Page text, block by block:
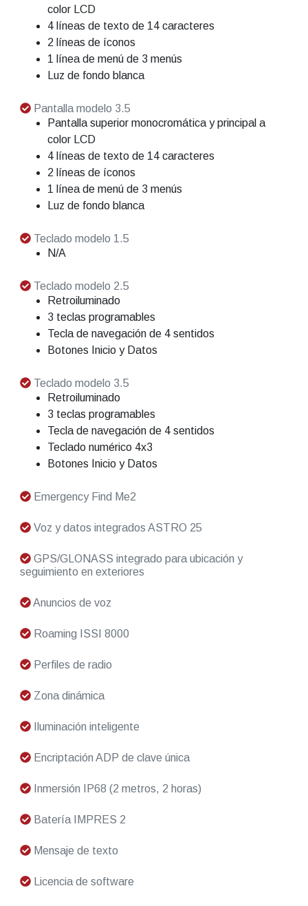
color LCD
4 líneas de texto de 14 caracteres
2 líneas de íconos
1 línea de menú de 3 menús
Luz de fondo blanca
Pantalla modelo 3.5
Pantalla superior monocromática y principal a
color LCD
4 líneas de texto de 14 caracteres
2 líneas de íconos
1 línea de menú de 3 menús
Luz de fondo blanca
Teclado modelo 1.5
N/A
Teclado modelo 2.5
Retroiluminado
3 teclas programables
Tecla de navegación de 4 sentidos
Botones Inicio y Datos
Teclado modelo 3.5
Retroiluminado
3 teclas programables
Tecla de navegación de 4 sentidos
Teclado numérico 4x3
Botones Inicio y Datos
Emergency Find Me2
Voz y datos integrados ASTRO 25
GPS/GLONASS integrado para ubicación y
seguimiento en exteriores
Anuncios de voz
Roaming ISSI 8000
Perfiles de radio
Zona dinámica
Iluminación inteligente
Encriptación ADP de clave única
Inmersión IP68 (2 metros, 2 horas)
Batería IMPRES 2
Mensaje de texto
Licencia de software